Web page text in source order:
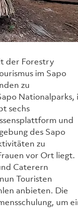
der Forestry
im Sapo
zu
Nationalparks,
sechs
und
des Sapo
zu
vor Ort liegt.
Caterern
Touristen
anbieten. Die
um